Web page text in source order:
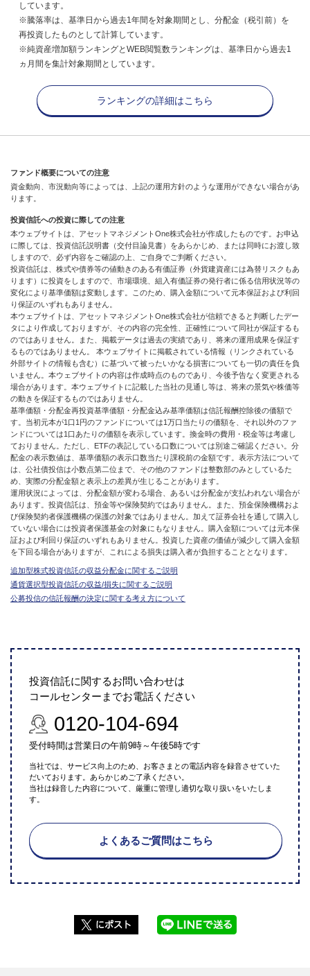
しています。
※騰落率は、基準日から過去1年間を対象期間とし、分配金（税引前）を
再投資したものとして計算しています。
※純資産増加額ランキングとWEB閲覧数ランキングは、基準日から過去1
ヵ月間を集計対象期間としています。
ランキングの詳細はこちら
ファンド概要についての注意
資金動向、市況動向等によっては、上記の運用方針のような運用ができない場合があ
ります。
投資信託への投資に際しての注意
本ウェブサイトは、アセットマネジメントOne株式会社が作成したものです。お申込
に際しては、投資信託説明書（交付目論見書）をあらかじめ、または同時にお渡し致
しますので、必ず内容をご確認の上、ご自身でご判断ください。
投資信託は、株式や債券等の値動きのある有価証券（外貨建資産には為替リスクもあ
ります）に投資をしますので、市場環境、組入有価証券の発行者に係る信用状況等の
変化により基準価額は変動します。このため、購入金額について元本保証および利回
り保証のいずれもありません。
本ウェブサイトは、アセットマネジメントOne株式会社が信頼できると判断したデー
タにより作成しておりますが、その内容の完全性、正確性について同社が保証するも
のではありません。また、掲載データは過去の実績であり、将来の運用成果を保証す
るものではありません。 本ウェブサイトに掲載されている情報（リンクされている
外部サイトの情報も含む）に基づいて被ったいかなる損害についても一切の責任を負
いません。本ウェブサイトの内容は作成時点のものであり、今後予告なく変更される
場合があります。本ウェブサイトに記載した当社の見通し等は、将来の景気や株価等
の動きを保証するものではありません。
基準価額・分配金再投資基準価額・分配金込み基準価額は信託報酬控除後の価額で
す。当初元本が1口1円のファンドについては1万口当たりの価額を、それ以外のファ
ンドについては1口あたりの価額を表示しています。換金時の費用・税金等は考慮し
ておりません。ただし、ETFの表記している口数については別途ご確認ください。分
配金の表示数値は、基準価額の表示口数当たり課税前の金額です。表示方法について
は、公社債投信は小数点第二位まで、その他のファンドは整数部のみとしているた
め、実際の分配金額と表示上の差異が生じることがあります。
運用状況によっては、分配金額が変わる場合、あるいは分配金が支払われない場合が
あります。投資信託は、預金等や保険契約ではありません。また、預金保険機構およ
び保険契約者保護機構の保護の対象ではありません。加えて証券会社を通して購入し
ていない場合には投資者保護基金の対象にもなりません。購入金額については元本保
証および利回り保証のいずれもありません。投資した資産の価値が減少して購入金額
を下回る場合がありますが、これによる損失は購入者が負担することとなります。
追加型株式投資信託の収益分配金に関するご説明
通貨選択型投資信託の収益/損失に関するご説明
公募投信の信託報酬の決定に関する考え方について
投資信託に関するお問い合わせは
コールセンターまでお電話ください
0120-104-694
受付時間は営業日の午前9時～午後5時です
当社では、サービス向上のため、お客さまとの電話内容を録音させていた
だいております。あらかじめご了承ください。
当社は録音した内容について、厳重に管理し適切な取り扱いをいたしま
す。
よくあるご質問はこちら